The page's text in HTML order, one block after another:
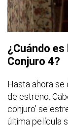
¿Cuándo es
Conjuro 4?
Hasta ahora
de estreno.
conjuro’ se
última película